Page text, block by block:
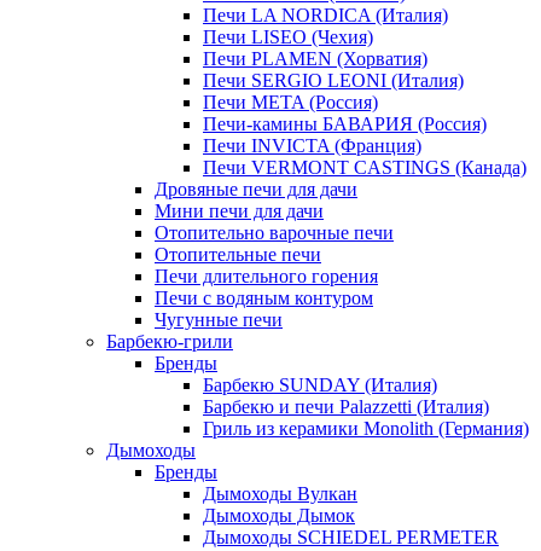
Печи LA NORDICA (Италия)
Печи LISEO (Чехия)
Печи PLAMEN (Хорватия)
Печи SERGIO LEONI (Италия)
Печи META (Россия)
Печи-камины БАВАРИЯ (Россия)
Печи INVICTA (Франция)
Печи VERMONT CASTINGS (Канада)
Дровяные печи для дачи
Мини печи для дачи
Отопительно варочные печи
Отопительные печи
Печи длительного горения
Печи с водяным контуром
Чугунные печи
Барбекю-грили
Бренды
Барбекю SUNDAY (Италия)
Барбекю и печи Palazzetti (Италия)
Гриль из керамики Monolith (Германия)
Дымоходы
Бренды
Дымоходы Вулкан
Дымоходы Дымок
Дымоходы SCHIEDEL PERMETER